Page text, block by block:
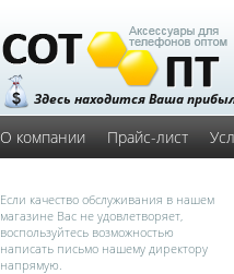
Здесь находится Ваша
О компании Прайс-лист
Если качество обслуживания в нашем
магазине Вас не удовлетворяет,
воспользуйтесь возможностью
написать письмо нашему директору
напрямую.